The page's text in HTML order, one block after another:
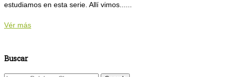
estudiamos en esta serie. Allí vimos......
Vér más
Buscar